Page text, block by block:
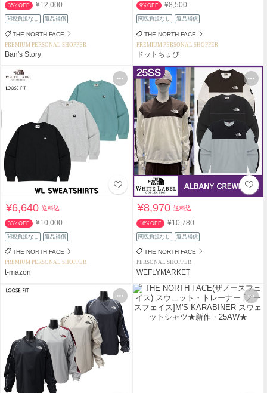
35%OFF ¥12,000
関税負担なし 返品補償
THE NORTH FACE
PREMIUM PERSONAL SHOPPER
Ban's Story
9%OFF ¥8,500
関税負担なし 返品補償
THE NORTH FACE
PREMIUM PERSONAL SHOPPER
ドットちょび
¥6,640送料込
33%OFF ¥10,000
関税負担なし 返品補償
THE NORTH FACE
PREMIUM PERSONAL SHOPPER
t-mazon
¥8,970送料込
16%OFF ¥10,780
関税負担なし 返品補償
THE NORTH FACE
PERSONAL SHOPPER
WEFLYMARKET